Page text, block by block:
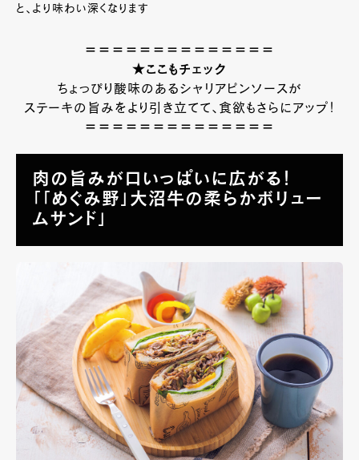
と、より味わい深くなります
＝＝＝＝＝＝＝＝＝＝＝＝＝＝
★ここもチェック
ちょっぴり酸味のあるシャリアピンソースが
ステーキの旨みをより引き立てて、食欲もさらにアップ！
＝＝＝＝＝＝＝＝＝＝＝＝＝＝
肉の旨みが口いっぱいに広がる！
「「めぐみ野」大沼牛の柔らかボリュー
ムサンド」